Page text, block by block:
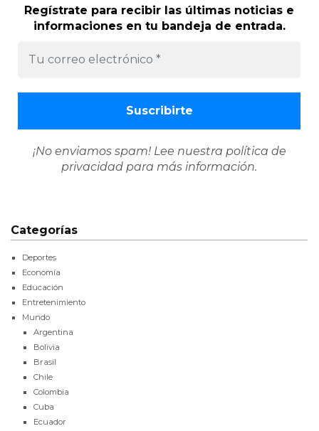
Regístrate para recibir las últimas noticias e
informaciones en tu bandeja de entrada.
¡No enviamos spam! Lee nuestra política de
privacidad para más información.
Categorías
Deportes
Economía
Educación
Entretenimiento
Mundo
Argentina
Bolivia
Brasil
Chile
Colombia
Cuba
Ecuador